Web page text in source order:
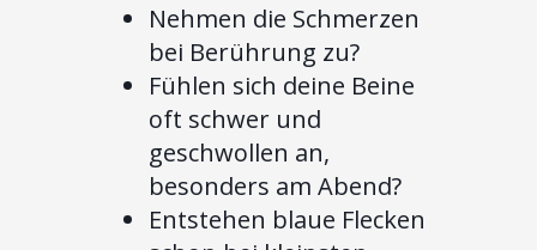
Nehmen die Schmerzen
bei Berührung zu?
Fühlen sich deine Beine
oft schwer und
geschwollen an,
besonders am Abend?
Entstehen blaue Flecken